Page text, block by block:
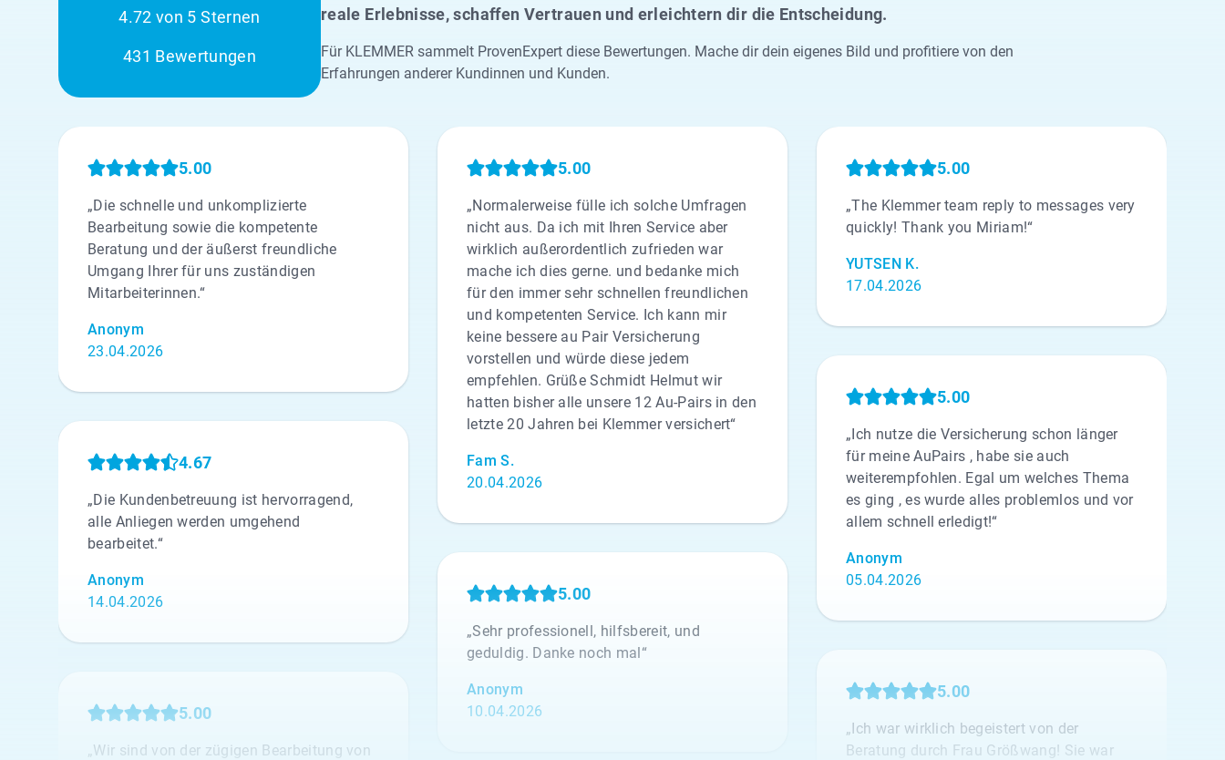
reale Erlebnisse, schaffen Vertrauen und erleichtern dir die Entscheidung.
Für KLEMMER sammelt ProvenExpert diese Bewertungen. Mache dir dein eigenes Bild und profitiere von den
Erfahrungen anderer Kundinnen und Kunden.
4.72 von 5 Sternen
431 Bewertungen
5.00
„Die schnelle und unkomplizierte
Bearbeitung sowie die kompetente
Beratung und der äußerst freundliche
Umgang Ihrer für uns zuständigen
Mitarbeiterinnen.“
Anonym
23.04.2026
5.00
„Normalerweise fülle ich solche Umfragen
nicht aus. Da ich mit Ihren Service aber
wirklich außerordentlich zufrieden war
mache ich dies gerne. und bedanke mich
für den immer sehr schnellen freundlichen
und kompetenten Service. Ich kann mir
keine bessere au Pair Versicherung
vorstellen und würde diese jedem
empfehlen. Grüße Schmidt Helmut wir
hatten bisher alle unsere 12 Au-Pairs in den
letzte 20 Jahren bei Klemmer versichert“
Fam S.
20.04.2026
5.00
„The Klemmer team reply to messages very
quickly! Thank you Miriam!“
YUTSEN K.
17.04.2026
4.67
„Die Kundenbetreuung ist hervorragend,
alle Anliegen werden umgehend
bearbeitet.“
Anonym
14.04.2026
5.00
„Sehr professionell, hilfsbereit, und
geduldig. Danke noch mal“
Anonym
10.04.2026
5.00
„Ich nutze die Versicherung schon länger
für meine AuPairs , habe sie auch
weiterempfohlen. Egal um welches Thema
es ging , es wurde alles problemlos und vor
allem schnell erledigt!“
Anonym
05.04.2026
5.00
„Wir sind von der zügigen Bearbeitung von
5.00
„Ich war wirklich begeistert von der
Beratung durch Frau Größwang! Sie war